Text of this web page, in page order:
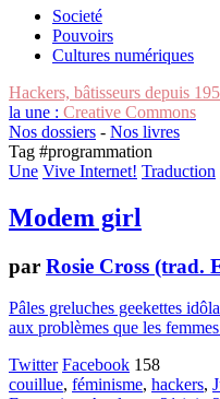
Societé
Pouvoirs
Cultures numériques
Hackers, bâtisseurs depuis
la une : Creative Commons
Nos dossiers - Nos livres
Tag #programmation
Une Vive Internet! Traduction
Modem girl
par Rosie Cross (trad.
Pâles greluches geekettes
aux problèmes que les
Twitter Facebook 158
couillue, féminisme, hackers,